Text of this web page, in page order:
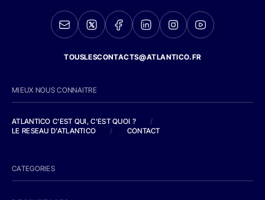
TOUSLESCONTACTS@ATLANTICO.FR
MIEUX NOUS CONNAITRE
ATLANTICO C'EST QUI, C'EST QUOI ?
/
LE RESEAU D'ATLANTICO
/ CONTACT
CATEGORIES